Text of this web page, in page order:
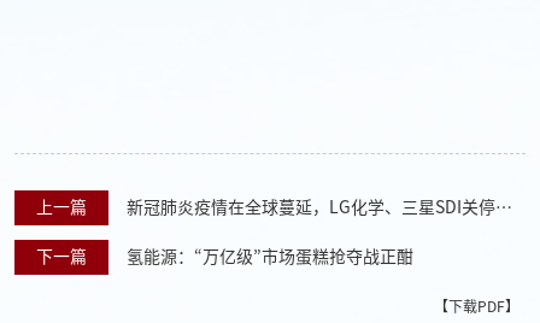
上一篇 新冠肺炎疫情在全球蔓延，LG化学、三星SDI关停美
国工厂
下一篇
氢能源：“万亿级”市场蛋糕抢夺战正酣
【下载PDF】